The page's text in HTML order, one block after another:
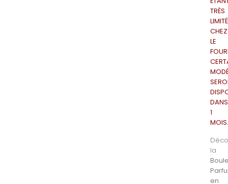
TRÈS
LIMITÉ
CHEZ
LE
DANS
1
la
en